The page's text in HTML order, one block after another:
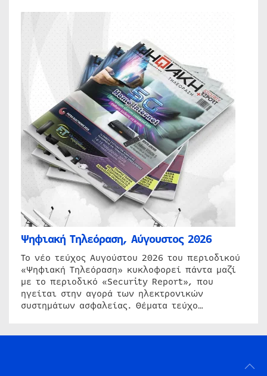
Ψηφιακή Τηλεόραση, Αύγουστος 2026
Το νέο τεύχος Αυγούστου 2026 του περιοδικού
«Ψηφιακή Τηλεόραση» κυκλοφορεί πάντα μαζί
με το περιοδικό «Security Report», που
ηγείται στην αγορά των ηλεκτρονικών
συστημάτων ασφαλείας. Θέματα τεύχο…